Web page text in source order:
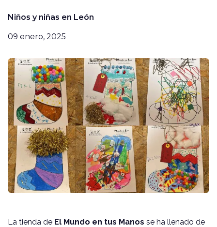
Niños y niñas en León
09 enero, 2025
La tienda de El Mundo en tus Manos se ha llenado de